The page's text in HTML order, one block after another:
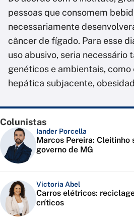
pessoas que consomem
necessariamente
câncer de fígado. Para esse
uso abusivo, seria necessário
genéticos e ambientais, como
hepática subjacente,
Colunistas
Iander Porcella
Marcos Pereira: Cleitinho
governo de MG
Victoria Abel
Carros elétricos:
críticos